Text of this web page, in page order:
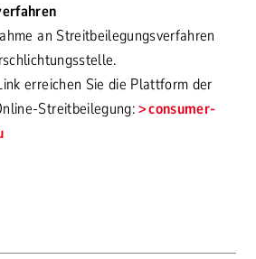
an Streitbeilegungsverfahren
erreichen Sie die Plattform der
Streitbeilegung: consumer-